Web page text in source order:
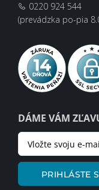
DÁME VÁM
PRIHLÁSTE
0220 924 544
(prevádzka po-pia